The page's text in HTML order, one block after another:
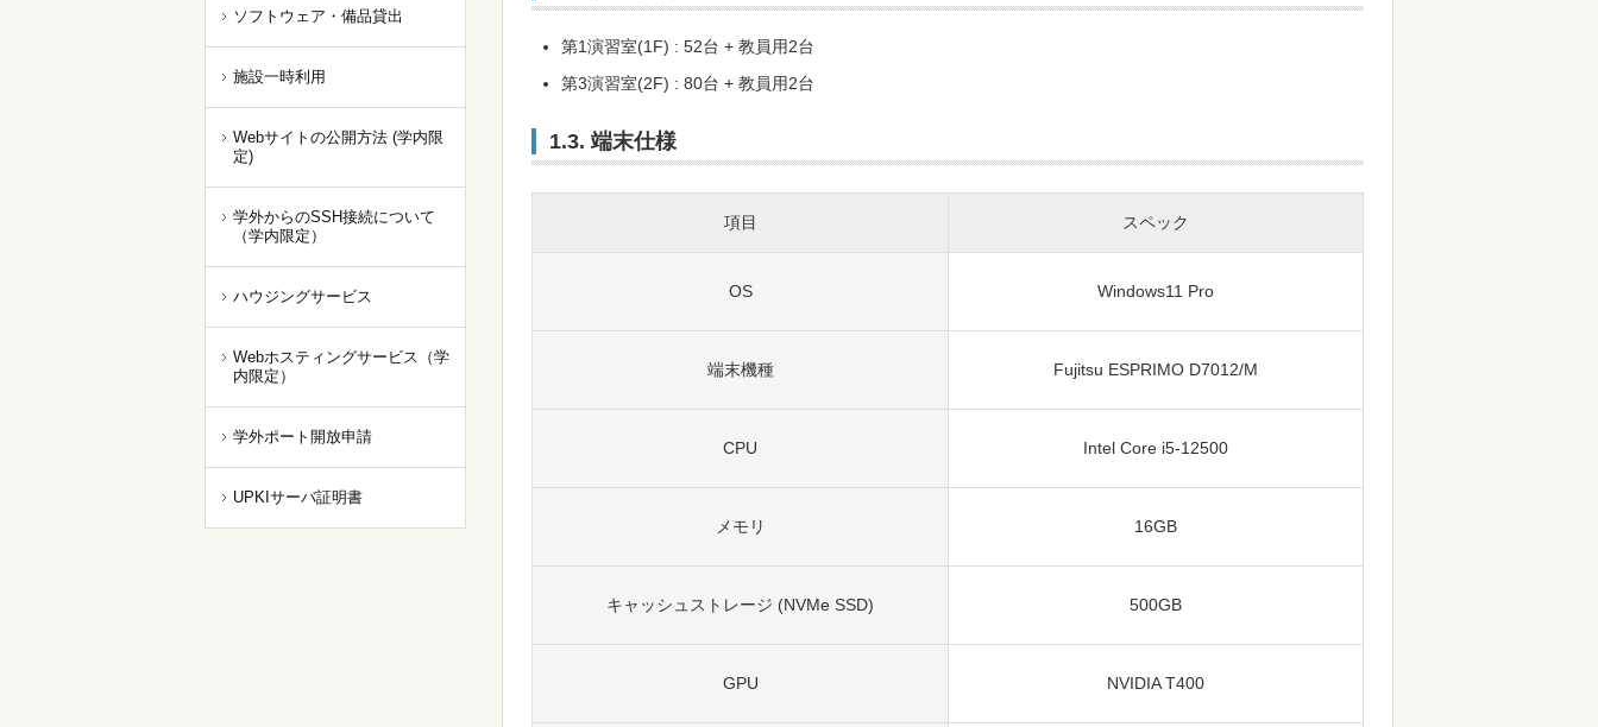
第1演習室(1F) : 52台 + 教員用2台
第3演習室(2F) : 80台 + 教員用2台
1.3. 端末仕様
項目 スペック
OS Windows11 Pro
端末機種 Fujitsu ESPRIMO D7012/M
CPU Intel Core i5-12500
メモリ 16GB
キャッシュストレージ (NVMe SSD) 500GB
GPU NVIDIA T400
ソフトウェア・備品貸出
施設一時利用
Webサイトの公開方法 (学内限
定)
学外からのSSH接続について
（学内限定）
ハウジングサービス
Webホスティングサービス（学
内限定）
学外ポート開放申請
UPKIサーバ証明書